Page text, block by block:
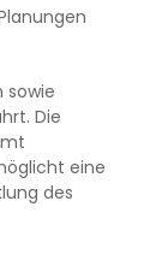
sowie
Die
eine
des